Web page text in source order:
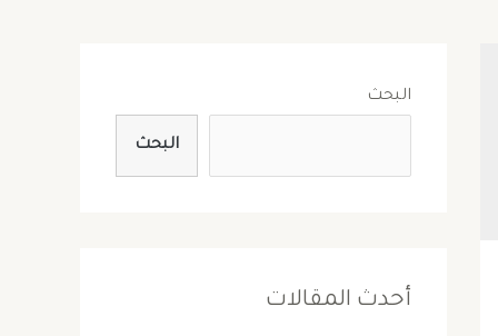
البحث
البحث
أحدث المقالات